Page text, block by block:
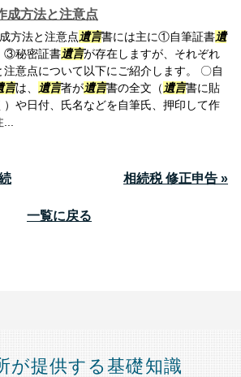
成方法と注意点
方法と注意点遺言書には主に①自筆証書遺
③秘密証書遺言が存在しますが、それぞれ
意点について以下にご紹介します。 〇自
言は、 遺言者が遺言書の全文（ 遺言書に貼
や日付、氏名などを自筆氏、押印して作
相続税 修正申告 »
一覧に戻る
が提供する基礎知識